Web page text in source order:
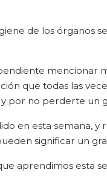
de los órganos
mencionar
que todas las
por no perderte un
en esta semana,
significar un
aprendimos esta